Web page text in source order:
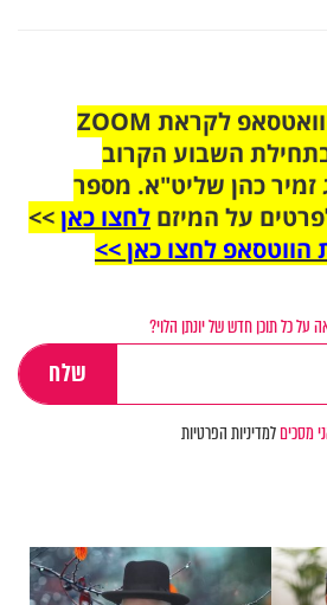
הצטרפו לקבוצת הוואטסאפ לקראת ZOOM
השבוע הקרוב
כהן שליט"א. מספר
על המיזם לחצו כאן>>
הווטסאפ לחצו כאן >>
על כל תוכן חדש של יונתן הלוי?
מסכיםלמדיניות הפרטיות